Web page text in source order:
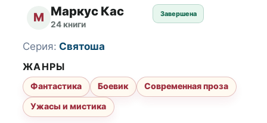
М Маркус Кас
24 книги
Завершена
Серия: Святоша
ЖАНРЫ
Фантастика Боевик
Современная проза
Ужасы и мистика